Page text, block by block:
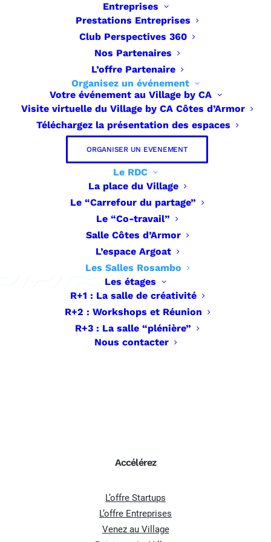
Entreprises
Prestations Entreprises
Club Perspectives 360
Nos Partenaires
L’offre Partenaire
Organisez un événement
Votre événement au Village by CA
Visite virtuelle du Village by CA Côtes d’Armor
Téléchargez la présentation des espaces
ORGANISER UN EVENEMENT
Le RDC
La place du Village
Le “Carrefour du partage”
Le “Co-travail”
Salle Côtes d’Armor
L’espace Argoat
Les Salles Rosambo
Les étages
R+1 : La salle de créativité
R+2 : Workshops et Réunion
R+3 : La salle “plénière”
Nous contacter
Les salles Rosambo
Organisez votre événement» Les salles
Trois salles de réunions :
Modulables sous différentes
configurations selon vos besoins, elles
vous permettent d’accueillir jusqu’à
personnes.
Accélérez
L’offre Startups
L’offre Entreprises
Venez au Village